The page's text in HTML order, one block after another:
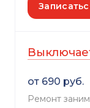
от 690 руб.
Ремонт